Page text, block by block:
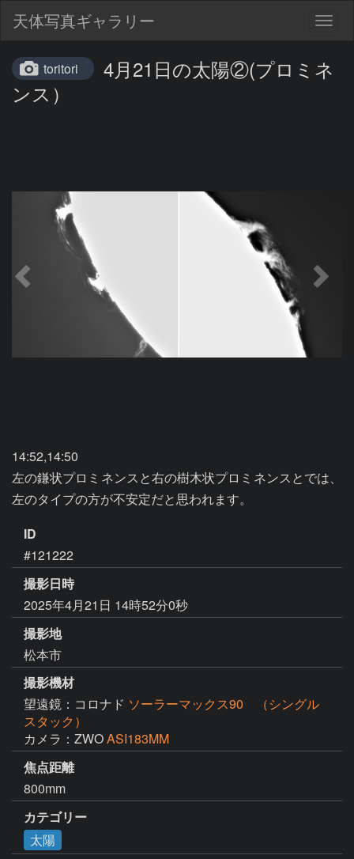
天体写真ギャラリー
toritori
4月21日の太陽②(プロミネ
ンス）
14:52,14:50
左の鎌状プロミネンスと右の樹木状プロミネンスとでは、
左のタイプの方が不安定だと思われます。
ID
#121222
撮影日時
2025年4月21日 14時52分0秒
撮影地
松本市
撮影機材
望遠鏡：コロナド ソーラーマックス90 （シングル
スタック）
カメラ：ZWOASI183MM
焦点距離
800mm
カテゴリー
太陽